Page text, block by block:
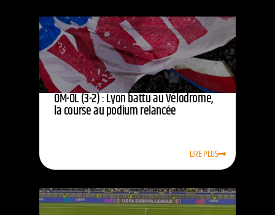
OM-OL (3-2) : Lyon battu au Vélodrome,
la course au podium relancée
LIRE PLUS